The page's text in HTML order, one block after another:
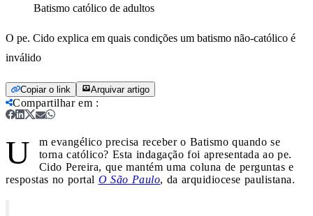
Batismo católico de adultos
O pe. Cido explica em quais condições um batismo não-católico é
inválido
Copiar o link Arquivar artigo
Compartilhar em :
U
m evangélico precisa receber o Batismo quando se
torna católico? Esta indagação foi apresentada ao pe.
Cido Pereira, que mantém uma coluna de perguntas e
respostas no portal O São Paulo, da arquidiocese paulistana.